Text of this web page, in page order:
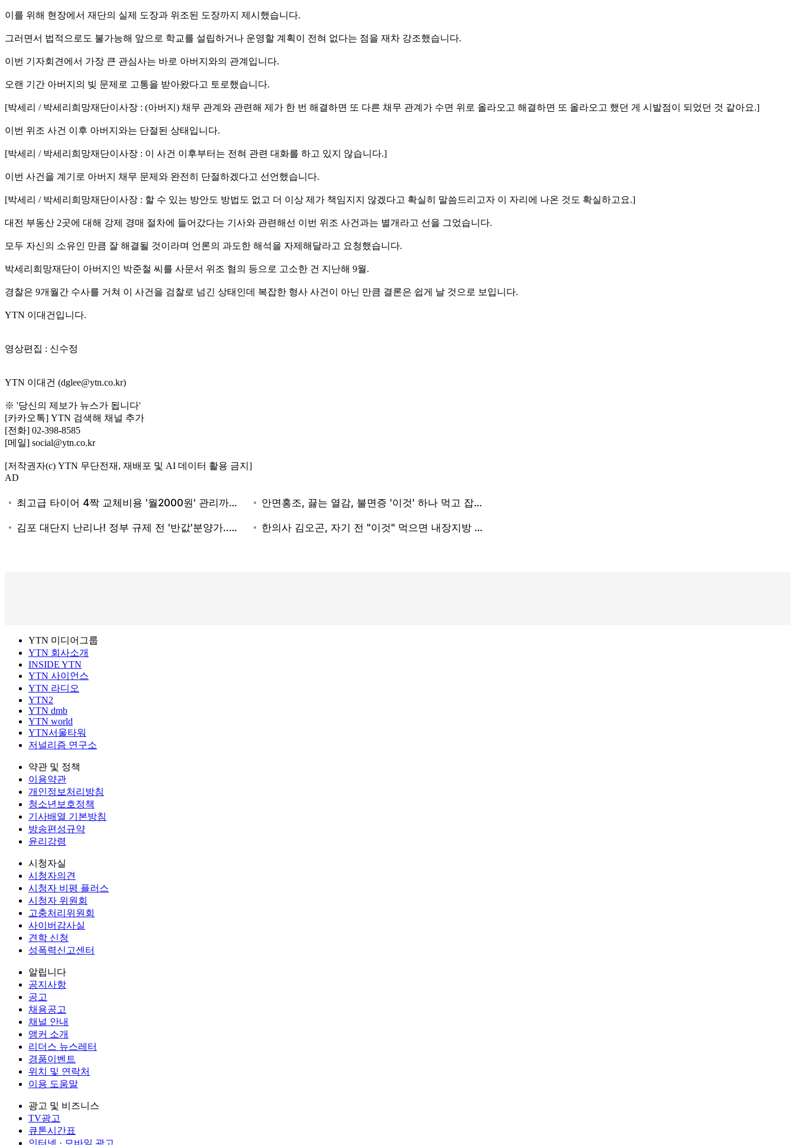
이를 위해 현장에서 재단의 실제 도장과 위조된 도장까지 제시했습니다.
그러면서 법적으로도 불가능해 앞으로 학교를 설립하거나 운영할 계획이 전혀 없다는 점을 재차 강조했습니다.
이번 기자회견에서 가장 큰 관심사는 바로 아버지와의 관계입니다.
오랜 기간 아버지의 빚 문제로 고통을 받아왔다고 토로했습니다.
[박세리 / 박세리희망재단이사장 : (아버지) 채무 관계와 관련해 제가 한 번 해결하면 또 다른 채무 관계가 수면 위로 올라오고 해결하면 또 올라오고 했던 게 시발점이 되었던 것 같아요.]
이번 위조 사건 이후 아버지와는 단절된 상태입니다.
[박세리 / 박세리희망재단이사장 : 이 사건 이후부터는 전혀 관련 대화를 하고 있지 않습니다.]
이번 사건을 계기로 아버지 채무 문제와 완전히 단절하겠다고 선언했습니다.
[박세리 / 박세리희망재단이사장 : 할 수 있는 방안도 방법도 없고 더 이상 제가 책임지지 않겠다고 확실히 말씀드리고자 이 자리에 나온 것도 확실하고요.]
대전 부동산 2곳에 대해 강제 경매 절차에 들어갔다는 기사와 관련해선 이번 위조 사건과는 별개라고 선을 그었습니다.
모두 자신의 소유인 만큼 잘 해결될 것이라며 언론의 과도한 해석을 자제해달라고 요청했습니다.
박세리희망재단이 아버지인 박준철 씨를 사문서 위조 혐의 등으로 고소한 건 지난해 9월.
경찰은 9개월간 수사를 거쳐 이 사건을 검찰로 넘긴 상태인데 복잡한 형사 사건이 아닌 만큼 결론은 쉽게 날 것으로 보입니다.
YTN 이대건입니다.
영상편집 : 신수정
YTN 이대건 (dglee@ytn.co.kr)
※ '당신의 제보가 뉴스가 됩니다'
[카카오톡] YTN 검색해 채널 추가
[전화] 02-398-8585
[메일] social@ytn.co.kr
[저작권자(c) YTN 무단전재, 재배포 및 AI 데이터 활용 금지]
AD
YTN 미디어그룹
YTN 회사소개
INSIDE YTN
YTN 사이언스
YTN 라디오
YTN2
YTN dmb
YTN world
YTN서울타워
저널리즘 연구소
약관 및 정책
이용약관
개인정보처리방침
청소년보호정책
기사배열 기본방침
방송편성규약
윤리강령
시청자실
시청자의견
시청자 비평 플러스
시청자 위원회
고충처리위원회
사이버감사실
견학 신청
성폭력신고센터
알립니다
공지사항
공고
채용공고
채널 안내
앵커 소개
리더스 뉴스레터
경품이벤트
위치 및 연락처
이용 도움말
광고 및 비즈니스
TV광고
큐톤시간표
인터넷 · 모바일 광고